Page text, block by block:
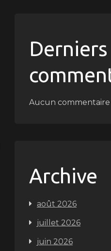
Derniers
Aucun commentaire
Archive
août 2026
juillet 2026
juin 2026